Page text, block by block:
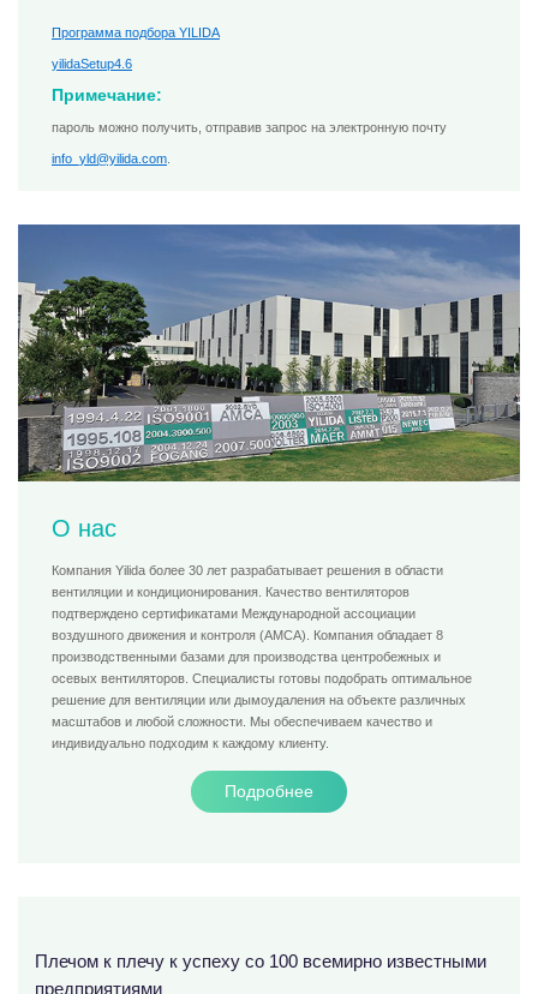
Программа подбора YILIDA
yilidaSetup4.6
Примечание:
пароль можно получить, отправив запрос на электронную почту
info_yld@yilida.com
О нас
Компания Yilida более 30 лет разрабатывает решения в области
вентиляции и кондиционирования. Качество вентиляторов
подтверждено сертификатами Международной ассоциации
воздушного движения и контроля (AMCA). Компания обладает 8
производственными базами для производства центробежных и
осевых вентиляторов. Специалисты готовы подобрать оптимальное
решение для вентиляции или дымоудаления на объекте различных
масштабов и любой сложности. Мы обеспечиваем качество и
индивидуально подходим к каждому клиенту.
Подробнее
Плечом к плечу к успеху со 100 всемирно известными
предприятиями